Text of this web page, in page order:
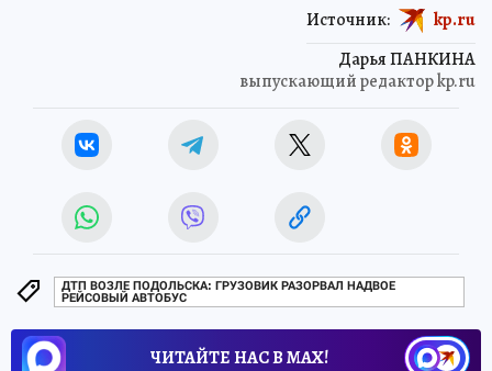
Дарья ПАНКИНА
выпускающий редактор kp.ru
Источник: kp.ru
ДТП ВОЗЛЕ ПОДОЛЬСКА: ГРУЗОВИК РАЗОРВАЛ НАДВОЕ
РЕЙСОВЫЙ АВТОБУС
ЧИТАЙТЕ НАС В МАХ!